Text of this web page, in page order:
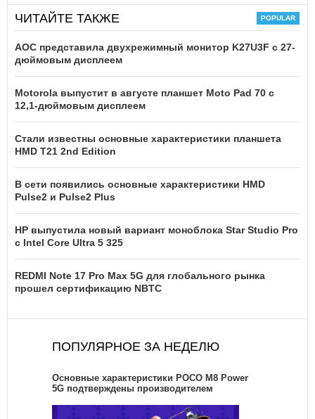
ЧИТАЙТЕ ТАКЖЕ
AOC представила двухрежимный монитор K27U3F с 27-
дюймовым дисплеем
Motorola выпустит в августе планшет Moto Pad 70 с
12,1-дюймовым дисплеем
Стали известны основные характеристики планшета
HMD T21 2nd Edition
В сети появились основные характеристики HMD
Pulse2 и Pulse2 Plus
HP выпустила новый вариант моноблока Star Studio Pro
с Intel Core Ultra 5 325
REDMI Note 17 Pro Max 5G для глобального рынка
прошел сертификацию NBTC
ПОПУЛЯРНОЕ ЗА НЕДЕЛЮ
Основные характеристики POCO M8 Power
5G подтверждены производителем